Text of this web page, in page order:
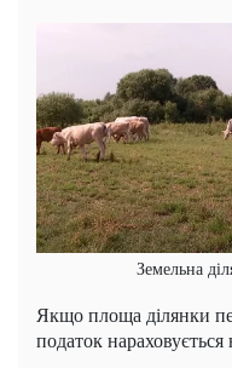
Земельна
Якщо площа ділянки
податок